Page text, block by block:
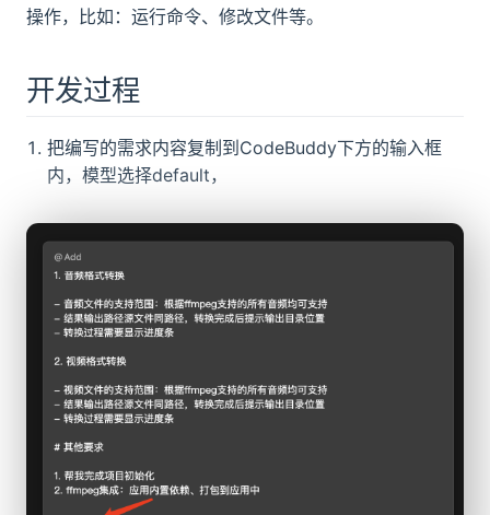
操作，比如：运行命令、修改文件等。
开发过程
把编写的需求内容复制到CodeBuddy下方的输入框
内，模型选择default，